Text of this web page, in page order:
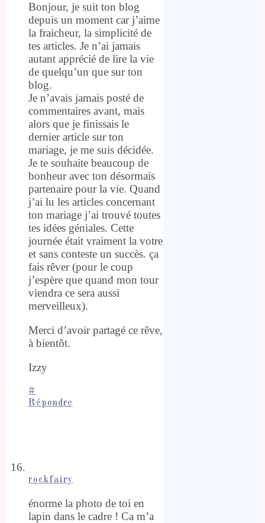
Bonjour, je suit ton blog
depuis un moment car j’aime
la fraicheur, la simplicité de
tes articles. Je n’ai jamais
autant apprécié de lire la vie
de quelqu’un que sur ton
blog.
Je n’avais jamais posté de
commentaires avant, mais
alors que je finissais le
dernier article sur ton
mariage, je me suis décidée.
Je te souhaite beaucoup de
bonheur avec ton désormais
partenaire pour la vie. Quand
j’ai lu les articles concernant
ton mariage j’ai trouvé toutes
tes idées géniales. Cette
journée était vraiment la votre
et sans conteste un succès. ça
fais rêver (pour le coup
j’espère que quand mon tour
viendra ce sera aussi
merveilleux).
Merci d’avoir partagé ce rêve,
à bientôt.
Izzy
#
Répondre
rockfairy
énorme la photo de toi en
lapin dans le cadre ! Ca m’a